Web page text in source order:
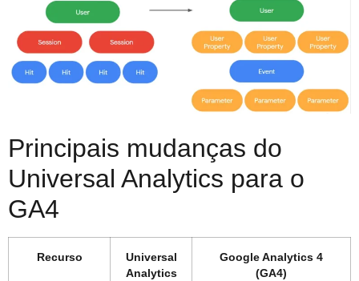
Principais mudanças do
Universal Analytics para o
GA4
Recurso
Universal
Analytics
Google Analytics 4
(GA4)